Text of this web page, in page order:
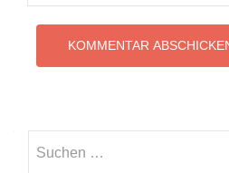
nach: